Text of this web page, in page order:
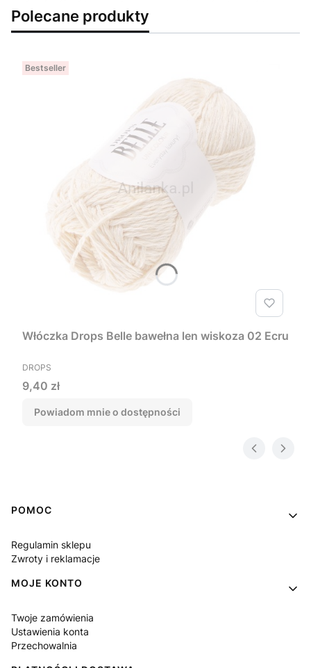
Polecane produkty
Bestseller
Włóczka Drops Belle bawełna len wiskoza 02 Ecru
PRODUCENT
DROPS
Cena
9,40 zł
Powiadom mnie o dostępności
Linki w stopce
POMOC
Regulamin sklepu
Zwroty i reklamacje
MOJE KONTO
Twoje zamówienia
Ustawienia konta
Przechowalnia